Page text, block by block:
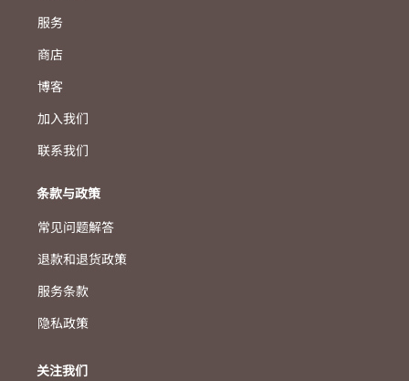
服务
商店
博客
加入我们
联系我们
条款与政策
常见问题解答
退款和退货政策
服务条款
隐私政策
关注我们